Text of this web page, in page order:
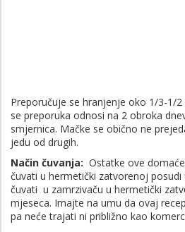
Preporučuje se hranjenje oko 1/3-1/2
se preporuka odnosi na 2 obroka
smjernica. Mačke se obično ne
jedu od drugih.
Način čuvanja: Ostatke ove
čuvati u hermetički zatvorenoj posudi
čuvati u zamrzivaču u hermetički
mjeseca. Imajte na umu da ovaj
pa neće trajati ni približno kao